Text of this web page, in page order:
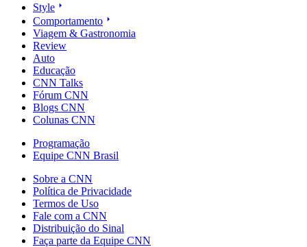
Style
Comportamento
Viagem & Gastronomia
Review
Auto
Educação
CNN Talks
Fórum CNN
Blogs CNN
Colunas CNN
Programação
Equipe CNN Brasil
Sobre a CNN
Política de Privacidade
Termos de Uso
Fale com a CNN
Distribuição do Sinal
Faça parte da Equipe CNN